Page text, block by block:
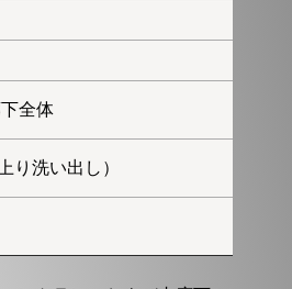
全体
り洗い出し）